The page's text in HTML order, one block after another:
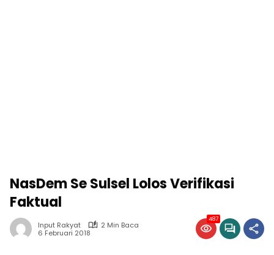
NasDem Se Sulsel Lolos Verifikasi
Faktual
Input Rakyat
2 Min Baca
6 Februari 2018
487